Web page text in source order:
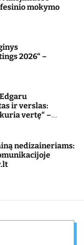
r
mokymo
2026“ –
ir verslas:
vertę“ –
nedizaineriams: